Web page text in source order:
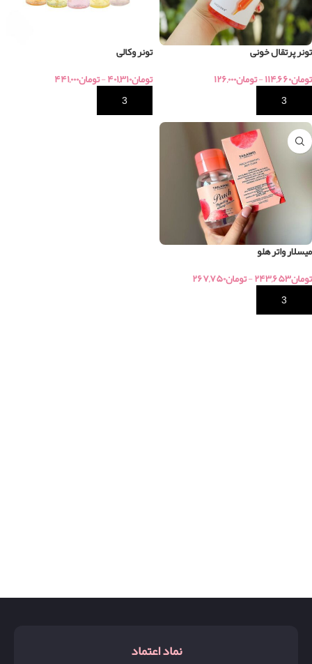
تونر پرتقال خونی
تومان۱۱۴,۶۶۰-تومان۱۲۶,۰۰۰
تونر وکالی
تومان۴۰۱,۳۱۰-تومان۴۴۱,۰۰۰
میسلار واتر هلو
تومان۲۴۳,۶۵۳-تومان۲۶۷,۷۵۰
نماد اعتماد